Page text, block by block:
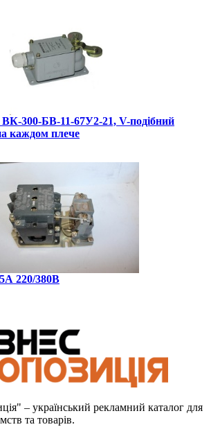
300-БВ-11-67У2-21, V-подібний
каждом плече
220/380В
– український рекламний каталог для
та товарів.